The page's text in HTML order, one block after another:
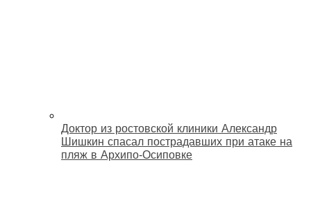
Доктор из ростовской клиники Александр
Шишкин спасал пострадавших при атаке на
пляж в Архипо‑Осиповке